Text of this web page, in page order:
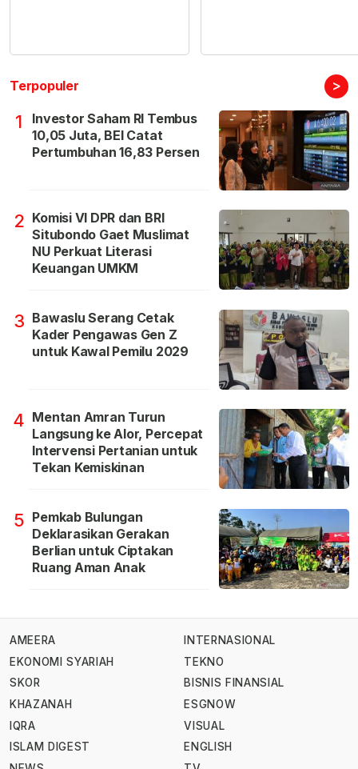
Terpopuler >
1
Investor Saham RI Tembus
10,05 Juta, BEI Catat
Pertumbuhan 16,83 Persen
2 Komisi VI DPR dan BRI
Situbondo Gaet Muslimat
NU Perkuat Literasi
Keuangan UMKM
3 Bawaslu Serang Cetak
Kader Pengawas Gen Z
untuk Kawal Pemilu 2029
4 Mentan Amran Turun
Langsung ke Alor, Percepat
Intervensi Pertanian untuk
Tekan Kemiskinan
5 Pemkab Bulungan
Deklarasikan Gerakan
Berlian untuk Ciptakan
Ruang Aman Anak
AMEERA
EKONOMI SYARIAH
SKOR
KHAZANAH
IQRA
ISLAM DIGEST
INTERNASIONAL
TEKNO
BISNIS FINANSIAL
ESGNOW
VISUAL
ENGLISH